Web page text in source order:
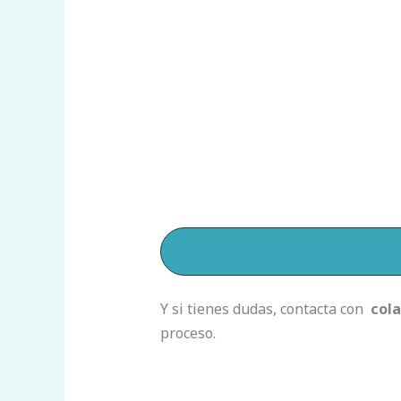
Y si tienes dudas, contacta con
proceso.